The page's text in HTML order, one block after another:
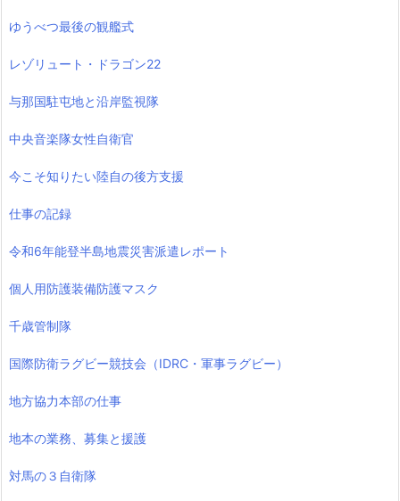
ゆうべつ最後の観艦式
レゾリュート・ドラゴン22
与那国駐屯地と沿岸監視隊
中央音楽隊女性自衛官
今こそ知りたい陸自の後方支援
仕事の記録
令和6年能登半島地震災害派遣レポート
個人用防護装備防護マスク
千歳管制隊
国際防衛ラグビー競技会（IDRC・軍事ラグビー）
地方協力本部の仕事
地本の業務、募集と援護
対馬の３自衛隊